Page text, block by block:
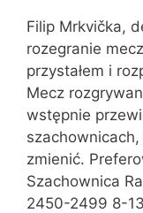
Filip Mrkvička,
rozegranie
przystałem i
Mecz
wstępnie
zmienić.
Szachownica
2450-2499 8-